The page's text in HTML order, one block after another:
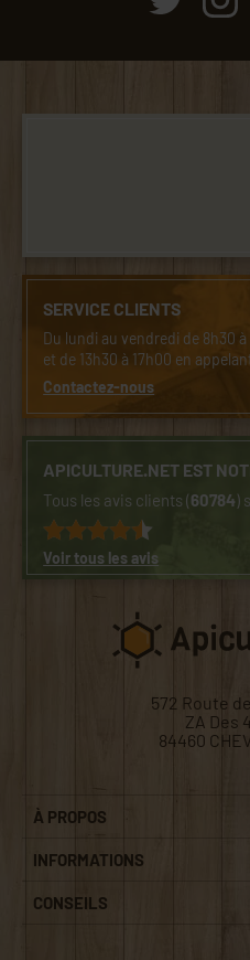
SERVICE CLIENTS
Du lundi au vendredi de 8h30 à
et de 13h30 à 17h00 en
Contactez-nous
APICULTURE.NET EST
Tous les avis clients (60784)
Voir tous les avis
572 Route
ZA Des
84460
À PROPOS
INFORMATIONS
CONSEILS